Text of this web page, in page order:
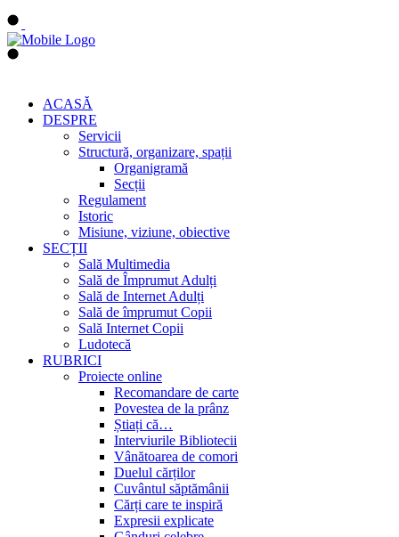
ACASĂ
DESPRE
Servicii
Structură, organizare, spații
Organigramă
Secții
Regulament
Istoric
Misiune, viziune, obiective
SECȚII
Sală Multimedia
Sală de Împrumut Adulți
Sală de Internet Adulți
Sală de împrumut Copii
Sală Internet Copii
Ludotecă
RUBRICI
Proiecte online
Recomandare de carte
Povestea de la prânz
Știați că…
Interviurile Bibliotecii
Vânătoarea de comori
Duelul cărților
Cuvântul săptămânii
Cărți care te inspiră
Expresii explicate